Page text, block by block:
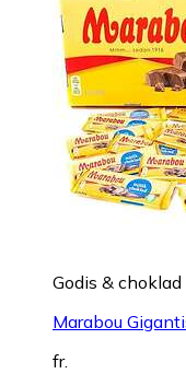
Godis & choklad
Marabou
fr.